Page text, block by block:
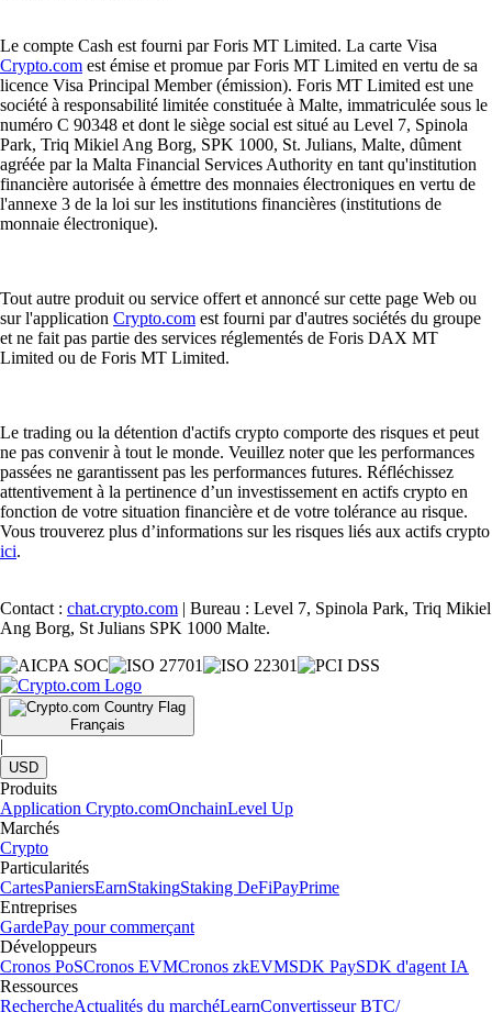
Le compte Cash est fourni par Foris MT Limited. La carte Visa
Crypto.com est émise et promue par Foris MT Limited en vertu de sa
licence Visa Principal Member (émission). Foris MT Limited est une
société à responsabilité limitée constituée à Malte, immatriculée sous le
numéro C 90348 et dont le siège social est situé au Level 7, Spinola
Park, Triq Mikiel Ang Borg, SPK 1000, St. Julians, Malte, dûment
agréée par la Malta Financial Services Authority en tant qu'institution
financière autorisée à émettre des monnaies électroniques en vertu de
l'annexe 3 de la loi sur les institutions financières (institutions de
monnaie électronique).
Tout autre produit ou service offert et annoncé sur cette page Web ou
sur l'application Crypto.com est fourni par d'autres sociétés du groupe
et ne fait pas partie des services réglementés de Foris DAX MT
Limited ou de Foris MT Limited.
Le trading ou la détention d'actifs crypto comporte des risques et peut
ne pas convenir à tout le monde. Veuillez noter que les performances
passées ne garantissent pas les performances futures. Réfléchissez
attentivement à la pertinence d’un investissement en actifs crypto en
fonction de votre situation financière et de votre tolérance au risque.
Vous trouverez plus d’informations sur les risques liés aux actifs crypto
ici.
Contact : chat.crypto.com | Bureau : Level 7, Spinola Park, Triq Mikiel
Ang Borg, St Julians SPK 1000 Malte.
Français
|
USD
Produits
Application Crypto.comOnchainLevel Up
Marchés
Crypto
Particularités
CartesPaniersEarnStakingStaking DeFiPayPrime
Entreprises
GardePay pour commerçant
Développeurs
Cronos PoSCronos EVMCronos zkEVMSDK PaySDK d'agent IA
Ressources
RechercheActualités du marchéLearnConvertisseur BTC/